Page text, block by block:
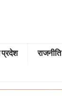
प्रदेश राजनीति